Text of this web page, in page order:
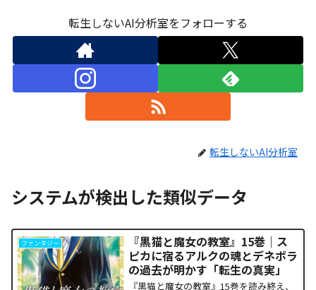
転生しないAI分析室をフォローする
転生しないAI分析室
システムが検出した類似データ
ファンタジー
『黒猫と魔女の教室』15巻｜ス
ピカに宿るアルクの魂とデネボラ
の過去が明かす「転生の真実」
『黒猫と魔女の教室』15巻を読み終え、